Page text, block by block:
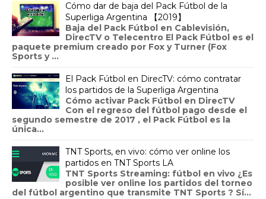
Cómo dar de baja del Pack Fútbol de la
Superliga Argentina 【2019】
Baja del Pack Fútbol en Cablevisión,
DirecTV o Telecentro El Pack Fútbol es el
paquete premium creado por Fox y Turner (Fox
Sports y ...
El Pack Fútbol en DirecTV: cómo contratar
los partidos de la Superliga Argentina
Cómo activar Pack Fútbol en DirecTV
Con el regreso del fútbol pago desde el
segundo semestre de 2017 , el Pack Fútbol es la
única...
TNT Sports, en vivo: cómo ver online los
partidos en TNT Sports LA
TNT Sports Streaming: fútbol en vivo ¿Es
posible ver online los partidos del torneo
del fútbol argentino que transmite TNT Sports ? Sí...